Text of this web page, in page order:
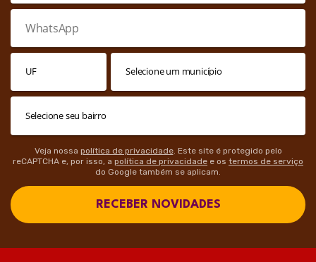
Veja nossa política de privacidade. Este site é protegido pelo
reCAPTCHA e, por isso, a política de privacidade e os termos de serviço
do Google também se aplicam.
RECEBER NOVIDADES